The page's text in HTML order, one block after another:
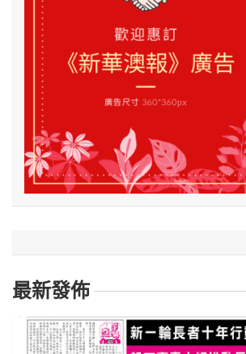
最新發佈